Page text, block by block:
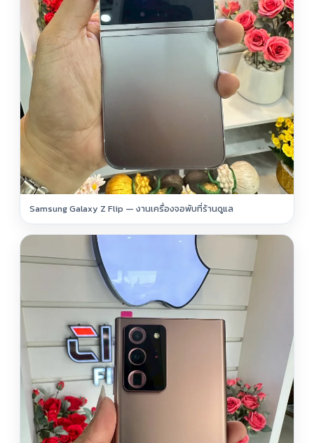
Samsung Galaxy Z Flip — งานเครื่องจอพับที่ร้านดูแล